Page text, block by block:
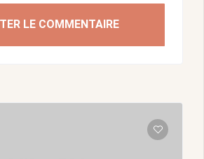
LE COMMENTAIRE